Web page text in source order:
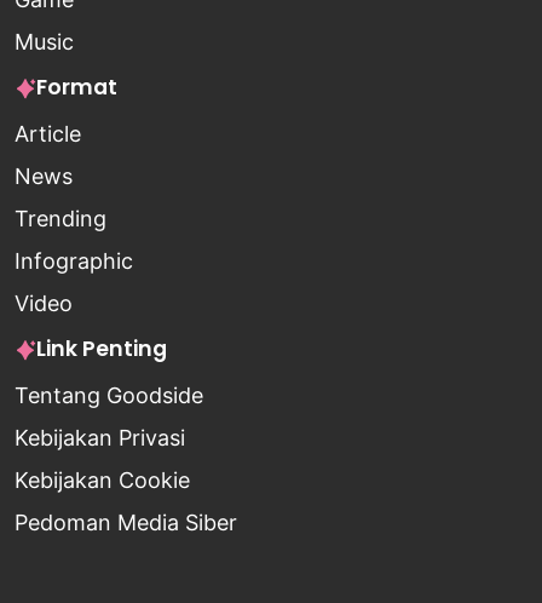
Music
Format
Article
News
Trending
Infographic
Video
Link Penting
Tentang Goodside
Kebijakan Privasi
Kebijakan Cookie
Pedoman Media Siber